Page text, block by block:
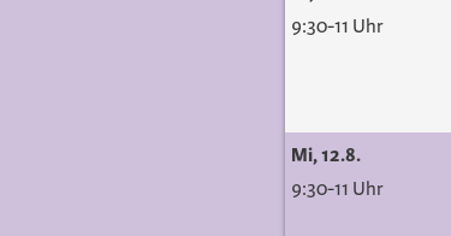
9:30-11 Uhr
Mi, 12.8.
9:30-11 Uhr